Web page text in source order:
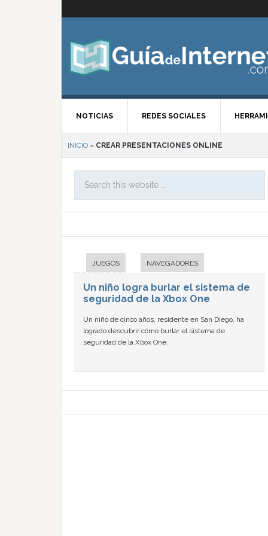
NOTICIAS REDES SOCIALES
INICIO » CREAR PRESENTACIONES ONLINE
JUEGOS NAVEGADORES
Un niño logra burlar el sistema de
seguridad de la Xbox One
Un niño de cinco años, residente en San Diego, ha
logrado descubrir cómo burlar el sistema de
seguridad de la Xbox One.